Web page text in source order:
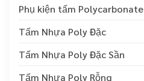
Phụ kiện tấm Polycarbonate
Tấm Nhựa Poly Đặc
Tấm Nhựa Poly Đặc Sần
Tấm Nhựa Poly Rỗng